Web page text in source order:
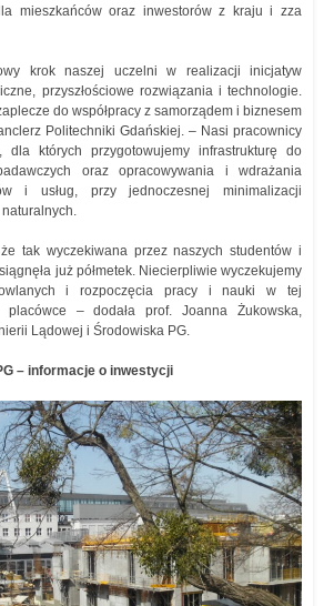
mieszkańców oraz inwestorów z kraju i zza
krok naszej uczelni w realizacji inicjatyw
przyszłościowe rozwiązania i technologie.
do współpracy z samorządem i biznesem
Politechniki Gdańskiej. – Nasi pracownicy
dla których przygotowujemy infrastrukturę do
oraz opracowywania i wdrażania
i usług, przy jednoczesnej minimalizacji
tak wyczekiwana przez naszych studentów i
już półmetek. Niecierpliwie wyczekujemy
i rozpoczęcia pracy i nauki w tej
placówce – dodała prof. Joanna Żukowska,
Lądowej i Środowiska PG.
– informacje o inwestycji